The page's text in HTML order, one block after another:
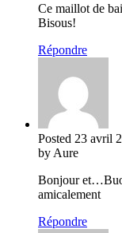
Ce maillot de
Bisous!
Répondre
Posted 23 avril
by Aure
Bonjour
amicalement
Répondre